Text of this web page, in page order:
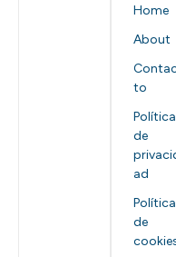
Home
About
to
Política
de
ad
Política
de